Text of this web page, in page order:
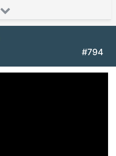
#794